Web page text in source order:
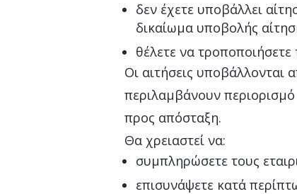
δεν έχετε υποβάλλει
δικαίωμα υποβολής
θέλετε να
Οι αιτήσεις υποβάλλονται
περιλαμβάνουν
προς απόσταξη.
Θα χρειαστεί να:
συμπληρώσετε τους
επισυνάψετε κατά